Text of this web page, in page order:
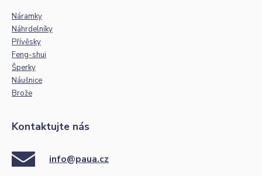
Náramky
Náhrdelníky
Přívěsky
Feng-shui
Šperky
Náušnice
Brože
Kontaktujte nás
info@paua.cz